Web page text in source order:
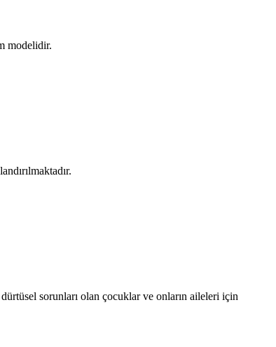
modelidir.
sorunları olan çocuklar ve onların aileleri için